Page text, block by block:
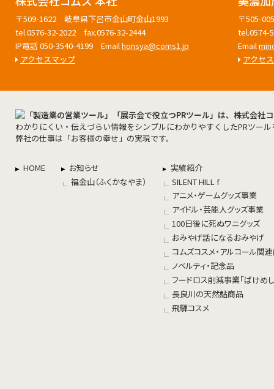
〒509-1622 岐阜県下呂市金山町金山1993
tel.0576-32-2022 fax.0576-32-2444
IP電話 050-3540-4199 Emailhonsya@coms1.jp
アクセスマップ
〒505-
tel.0574-
Email
アクセ
わかりにくい・伝えづらい情報をシンプルにわかりやすくしたPRツー
弊社の仕事は「お客様の幸せ」の実現です。
HOME
お知らせ
福金山（ふくかなやま）
実績紹介
SILENT HILL f
アニメ・ゲームグッズ事業
アイドル・芸能人グッズ事業
100日後に死ぬワニグッズ
おみやげ話になるおみやげ
コムズコスメ・アルコール関
ノベルティ・記念品
フードロス削減事業「ばけめし
長良川の天然鮎商品
飛騨コスメ